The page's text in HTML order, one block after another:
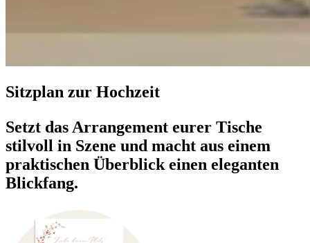
Sitzplan zur Hochzeit
Setzt das Arrangement eurer Tische
stilvoll in Szene und macht aus einem
praktischen Überblick einen eleganten
Blickfang.